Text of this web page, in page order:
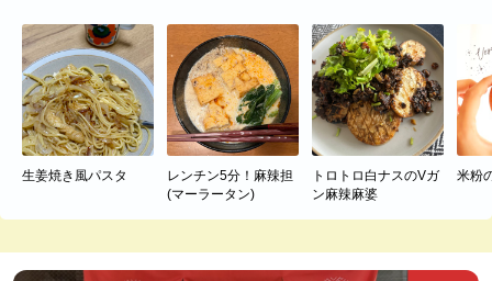
生姜焼き風パスタ
レンチン5分！麻辣担
(マーラータン)
トロトロ白ナスのVガ
ン麻辣麻婆
米粉